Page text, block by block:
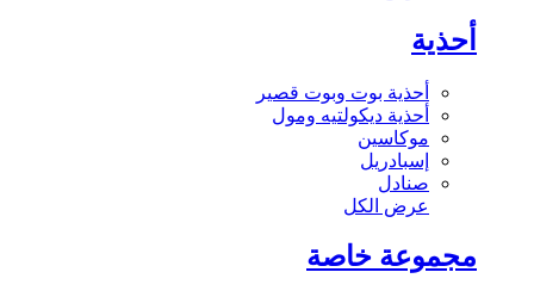
أحذية
أحذية بوت وبوت قصير
أحذية ديكولتيه ومول
موكاسين
إسبادريل
صنادل
عرض الكل
مجموعة خاصة